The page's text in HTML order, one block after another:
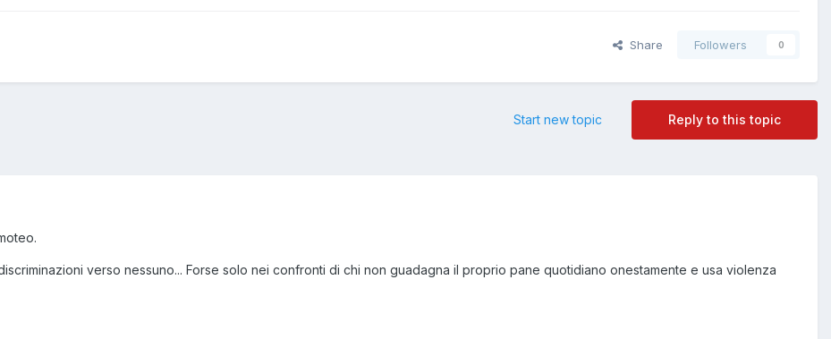
Share Followers 0
Reply to this topic
Start new topic
verso nessuno... Forse solo nei confronti di chi non guadagna il proprio pane quotidiano onestamente e usa violenza